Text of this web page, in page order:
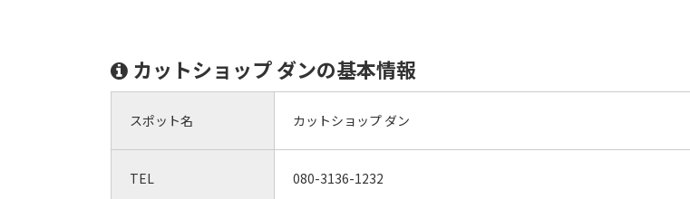
カットショップ ダンの基本情報
スポット名 カットショップ ダン
TEL 080-3136-1232